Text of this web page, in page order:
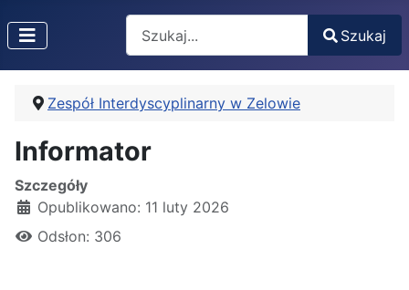
Type 2 or more characters for results.
Szukaj
Zespół Interdyscyplinarny w Zelowie
Informator
Szczegóły
Opublikowano: 11 luty 2026
Odsłon: 306